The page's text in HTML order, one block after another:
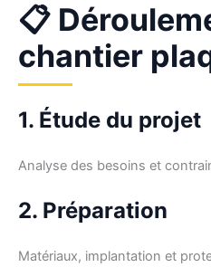
📋
chantier
1. Étude du projet
Analyse des besoins et
2. Préparation
Matériaux, implantation et